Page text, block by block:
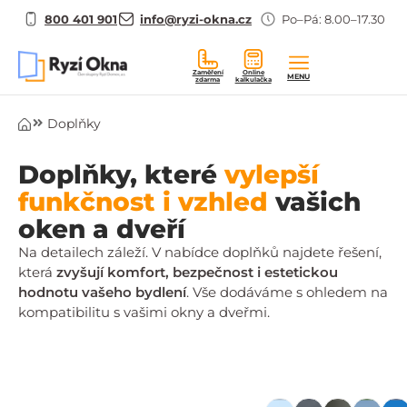
800 401 901 info@ryzi-okna.cz Po–Pá: 8.00–17.30
Zaměření
zdarma
Online
kalkulačka
MENU
ÚvodDoplňky
Doplňky, které vylepší
funkčnost i vzhled vašich
oken a dveří
Na detailech záleží. V nabídce doplňků najdete řešení,
která zvyšují komfort, bezpečnost i estetickou
hodnotu vašeho bydlení. Vše dodáváme s ohledem na
kompatibilitu s vašimi okny a dveřmi.